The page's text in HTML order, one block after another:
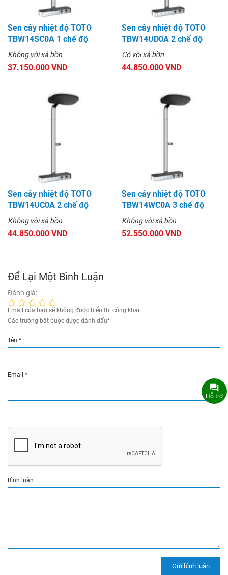
Sen cây nhiệt độ TOTO
TBW14SC0A 1 chế độ
Không vòi xả bồn
37.150.000 VND
Sen cây nhiệt độ TOTO
TBW14UD0A 2 chế độ
Có vòi xả bồn
44.850.000 VND
Sen cây nhiệt độ TOTO
TBW14UC0A 2 chế độ
Không vòi xả bồn
44.850.000 VND
Sen cây nhiệt độ TOTO
TBW14WC0A 3 chế độ
Không vòi xả bồn
52.550.000 VND
Để Lại Một Bình Luận
Đánh giá:
Email của bạn sẽ không được hiển thị công khai.
Các trường bắt buộc được đánh dấu*
Tên *
Email *
Bình luận
Hỗ trợ